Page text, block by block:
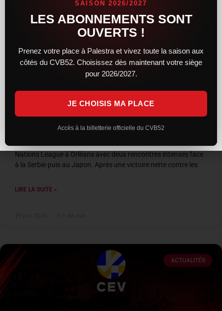
VNL 2026 : les Bleus entre confirmation et
frustration à Orléans
Nations League à Orléans avec deux rencontres intenses face
à la Serbie puis au Japon. Après une victoire nette contre les
LIRE LA SUITE »
ACTUALITÉS
SAISON 2026/2027
LES ABONNEMENTS SONT
OUVERTS !
Prenez votre place à Palestra et vivez toute la saison aux
côtés du CVB52. Choisissez dès maintenant votre siège
pour 2026/2027.
JE CHOISIS MA PLACE
Accès à la billetterie officielle du CVB52